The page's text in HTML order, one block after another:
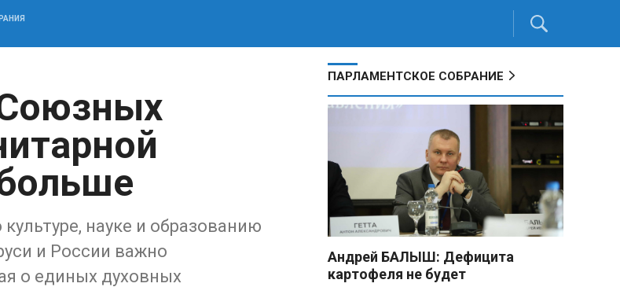
науке и образованию
и России важно
о единых духовных
ПАРЛАМЕНТСКОЕ СОБРАНИЕ
Андрей БАЛЫШ: Дефицита
картофеля не будет